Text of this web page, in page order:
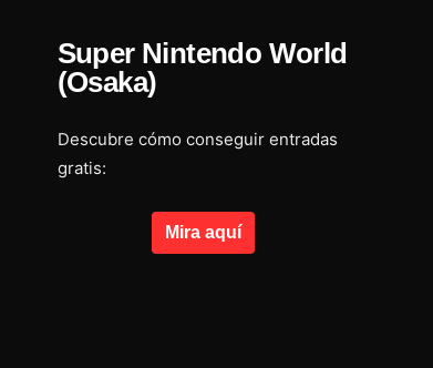
Super Nintendo World
(Osaka)
Descubre cómo conseguir entradas
gratis:
Mira aquí